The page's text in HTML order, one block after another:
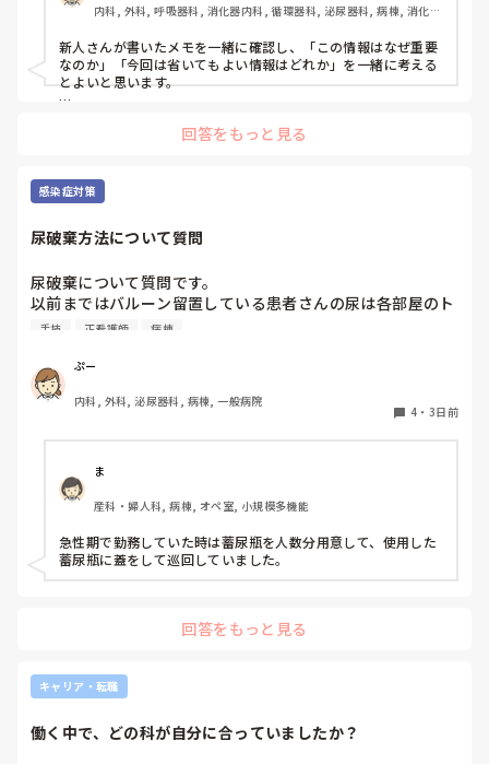
内科, 外科, 呼吸器科, 消化器内科, 循環器科, 泌尿器科, 病棟, 消化器
新人さんが書いたメモを一緒に確認し、「この情報はなぜ重要
なのか」「今回は省いてもよい情報はどれか」を一緒に考える
とよいと思います。
的に照らして振り返ることで、重要度を判断する力が少しずつ
要な内容を選べるよう支援するとよいと思います。
回答をもっと見る
感染症対策
尿破棄方法について質問
尿破棄について質問です。
以前まではバルーン留置している患者さんの尿は各部屋のト
イレに破棄する形でしたが、感染予防上汚物処理室でのみ破
物処理室に持っていくという非効率な方法になってます。尿
破棄人数は10人近くになるので病室と汚物処理室を10往復
する形に。結果尿破棄に時間がかかってます。
ットしワゴン下段に乗せて破棄していき最後まとめて汚物処
理室で破棄してたのでその方法はダメなのか？と疑問抱いて
ます。もちろん汚物見えないようワゴンにカバーする等対策
して。
皆さんの病棟ではどのような方法取られてますか？
手技 正看護師 病棟
ぷー
内科, 外科, 泌尿器科, 病棟, 一般病院
4 ・ 3日前
ま
産科・婦人科, 病棟, オペ室, 小規模多機能
急性期で勤務していた時は蓄尿瓶を人数分用意して、使用した
蓄尿瓶に蓋をして巡回していました。
回答をもっと見る
キャリア・転職
働く中で、どの科が自分に合っていましたか？